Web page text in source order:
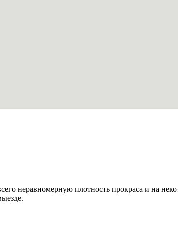
неравномерную плотность прокраса и на